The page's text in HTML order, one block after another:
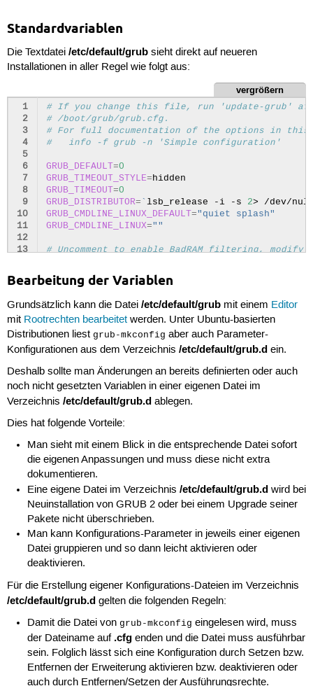
Standardvariablen
Die Textdatei /etc/default/grubsieht direkt auf neueren
Installationen in aller Regel wie folgt aus:
vergrößern
1
2
3
4
5
6
7
8
9
10
11
12
13
16
18
19
20
21
23
24
25
26
28
29
31
32
33
# If you change this file, run 'update-grub'
# /boot/grub/grub.cfg.
# For full documentation of the options in
#   info -f grub -n 'Simple configuration'
GRUB_DEFAULT=0
GRUB_TIMEOUT_STYLE=
GRUB_TIMEOUT=0
GRUB_DISTRIBUTOR= `lsb_release -i -s 2>
/dev/
GRUB_CMDLINE_LINUX_DEFAULT="quiet splash"
GRUB_CMDLINE_LINUX=""
# Uncomment to enable BadRAM filtering,
# the memory map information from GRUB (GNU
# Uncomment to disable graphical terminal
#GRUB_TERMINAL=console
# The resolution used on graphical terminal
# note that you can use only modes which your
# you can see them in real GRUB with the
#GRUB_GFXMODE=640x480
# Uncomment if you don't want GRUB to pass
# Uncomment to disable generation of recovery
#GRUB_DISABLE_RECOVERY="true"
# Uncomment to get a beep at grub start
#GRUB_INIT_TUNE="480 440 1"
Bearbeitung der Variablen
Grundsätzlich kann die Datei /etc/default/grubmit einem Editor
mit Rootrechten bearbeitetwerden. Unter Ubuntu-basierten
Distributionen liest grub-mkconfig aber auch Parameter-
Konfigurationen aus dem Verzeichnis /etc/default/grub.d ein.
Deshalb sollte man Änderungen an bereits definierten oder auch
noch nicht gesetzten Variablen in einer eigenen Datei im
Verzeichnis /etc/default/grub.dablegen.
Dies hat folgende Vorteile:
Man sieht mit einem Blick in die entsprechende Datei sofort
die eigenen Anpassungen und muss diese nicht extra
dokumentieren.
Eine eigene Datei im Verzeichnis/etc/default/grub.d wird bei
Neuinstallation von GRUB 2 oder bei einem Upgrade seiner
Pakete nicht überschrieben.
Man kann Konfigurations-Parameter in jeweils einer eigenen
Datei gruppieren und so dann leicht aktivieren oder
deaktivieren.
Für die Erstellung eigener Konfigurations-Dateien im Verzeichnis
/etc/default/grub.dgelten die folgenden Regeln:
Damit die Datei von grub-mkconfig eingelesen wird, muss
der Dateiname auf .cfg enden und die Datei muss ausführbar
sein. Folglich lässt sich eine Konfiguration durch Setzen bzw.
Entfernen der Erweiterung aktivieren bzw. deaktivieren oder
auch durch Entfernen/Setzen der Ausführungsrechte.